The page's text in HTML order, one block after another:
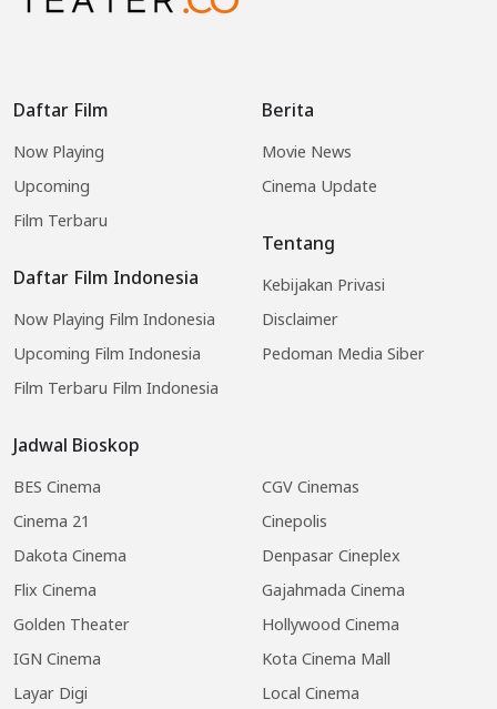
Daftar Film
Now Playing
Upcoming
Film Terbaru
Daftar Film Indonesia
Now Playing Film Indonesia
Upcoming Film Indonesia
Film Terbaru Film Indonesia
Jadwal Bioskop
BES Cinema
CGV Cinemas
Cinema 21
Cinepolis
Dakota Cinema
Denpasar Cineplex
Flix Cinema
Gajahmada Cinema
Golden Theater
Hollywood Cinema
IGN Cinema
Kota Cinema Mall
Layar Digi
Local Cinema
Berita
Movie News
Cinema Update
Tentang
Kebijakan Privasi
Disclaimer
Pedoman Media Siber